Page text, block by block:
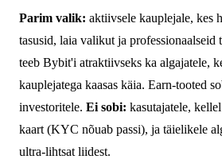
Parim valik: aktiivsele kauplejale, kes
tasusid, laia valikut ja
teeb Bybit'i atraktiivseks ka algajatele,
kauplejatega kaasas käia. Earn-tooted
investoritele. Ei sobi: kasutajatele,
kaart (KYC nõuab passi), ja täielikele
ultra-lihtsat liidest.